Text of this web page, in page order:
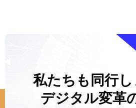
私たちも同行し
デジタル変革